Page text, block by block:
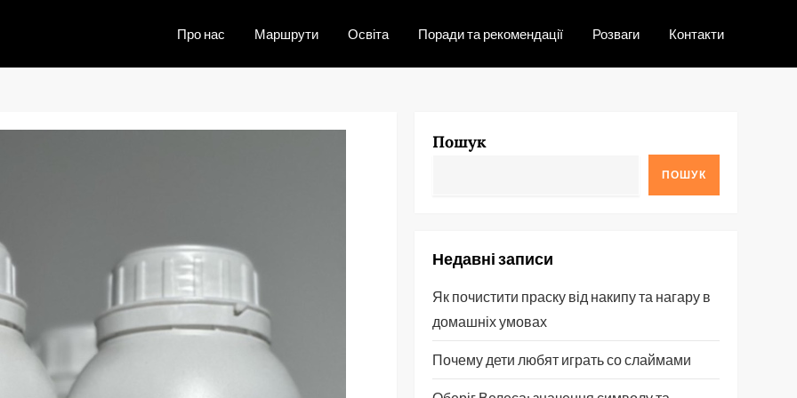
Про нас Маршрути Освіта Поради та рекомендації Розваги Контакти
Пошук
ПОШУК
Недавні записи
Як почистити праску від накипу та нагару в
домашніх умовах
Почему дети любят играть со слаймами